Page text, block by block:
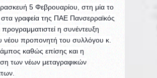
5 Φεβρουαρίου, στη μία το
στα γραφεία της ΠΑΕ Πανσερραϊκός
προγραμματιστεί η συνέντευξη
νέου προπονητή του συλλόγου κ.
καθώς επίσης και η
των νέων μεταγραφικών